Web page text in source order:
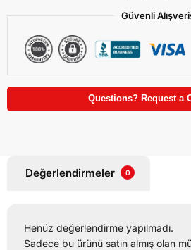
Güvenli
Questions? Request a
Değerlendirmeler 0
Henüz değerlendirme yapılmadı.
Sadece bu ürünü satın almış olan